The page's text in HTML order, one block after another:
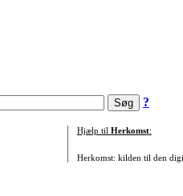
?
Hjælp til Herkomst:
Herkomst: kilden til den